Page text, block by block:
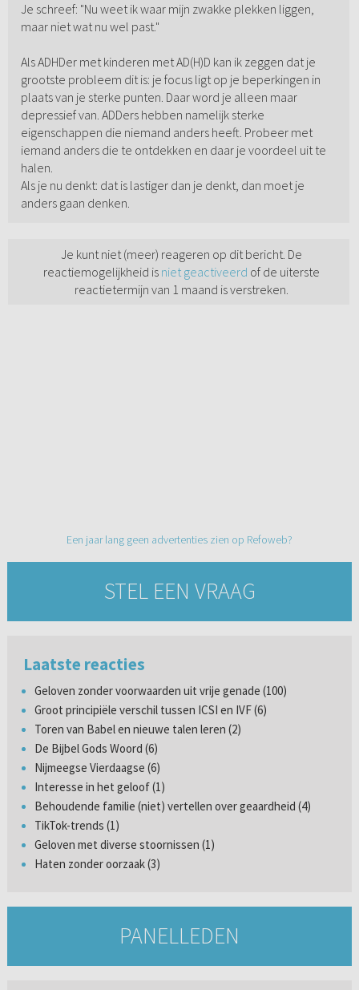
Je schreef: "Nu weet ik waar mijn zwakke plekken liggen,
maar niet wat nu wel past."
Als ADHDer met kinderen met AD(H)D kan ik zeggen dat je
grootste probleem dit is: je focus ligt op je beperkingen in
plaats van je sterke punten. Daar word je alleen maar
depressief van. ADDers hebben namelijk sterke
eigenschappen die niemand anders heeft. Probeer met
iemand anders die te ontdekken en daar je voordeel uit te
halen.
Als je nu denkt: dat is lastiger dan je denkt, dan moet je
anders gaan denken.
Je kunt niet (meer) reageren op dit bericht. De
reactiemogelijkheid is niet geactiveerd of de uiterste
reactietermijn van 1 maand is verstreken.
Een jaar lang geen advertenties zien op Refoweb?
STEL EEN VRAAG
Laatste reacties
Geloven zonder voorwaarden uit vrije genade (100)
Groot principiële verschil tussen ICSI en IVF (6)
Toren van Babel en nieuwe talen leren (2)
De Bijbel Gods Woord (6)
Nijmeegse Vierdaagse (6)
Interesse in het geloof (1)
Behoudende familie (niet) vertellen over geaardheid (4)
TikTok-trends (1)
Geloven met diverse stoornissen (1)
Haten zonder oorzaak (3)
PANELLEDEN